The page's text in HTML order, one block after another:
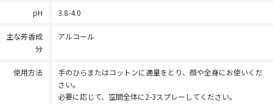
pH 3.8-4.0
主な芳香成
分
アルコール
使用方法
手のひらまたはコットンに適量をとり、顔や全身にお使いくだ
さい。
必要に応じて、空間全体に2-3スプレーしてください。